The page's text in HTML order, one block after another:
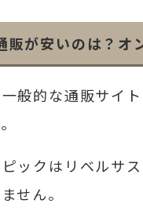
販が安いのは？オ
般的な通販サイ
ックはリベルサ
せん。